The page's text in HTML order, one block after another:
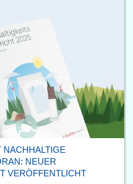
NACHHALTIGE
NEUER
VERÖFFENTLICHT